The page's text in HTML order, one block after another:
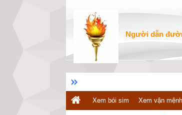
Người dẫn
Xem bói sim Xem vận mệnh